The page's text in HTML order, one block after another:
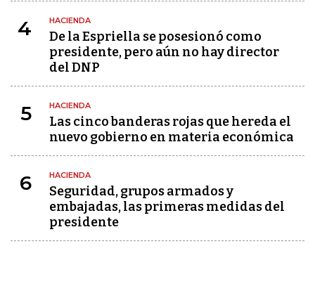
4 HACIENDA
De la Espriella se posesionó como
presidente, pero aún no hay director
del DNP
5 HACIENDA
Las cinco banderas rojas que hereda el
nuevo gobierno en materia económica
6 HACIENDA
Seguridad, grupos armados y
embajadas, las primeras medidas del
presidente